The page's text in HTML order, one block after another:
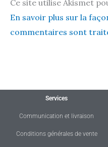
Ce site utilise Akismet
En savoir plus sur la
commentaires sont
Services
Communication et livraison
Conditions générales de vente